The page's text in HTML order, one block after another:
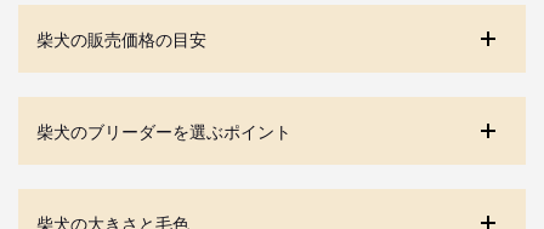
柴犬の販売価格の目安
柴犬のブリーダーを選ぶポイント
柴犬の大きさと毛色